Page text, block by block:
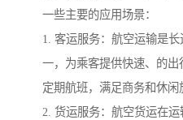
一些主要的应用场景：
1. 客运服务：航空运输是
一，为乘客提供快速、的
定期航班，满足商务和休闲
2. 货运服务：航空货运在